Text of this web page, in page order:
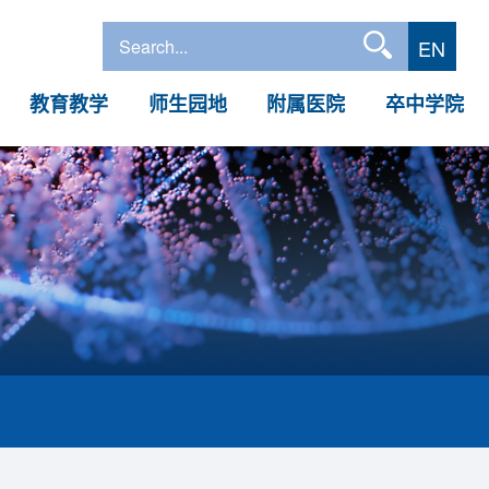
EN
教育教学
师生园地 附属医院 卒中学院